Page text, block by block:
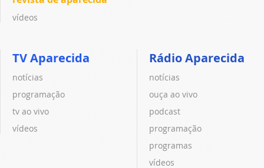
vídeos
TV Aparecida
notícias
programação
tv ao vivo
vídeos
Rádio Aparecida
notícias
ouça ao vivo
podcast
programação
programas
vídeos